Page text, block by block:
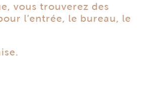
vous trouverez des
l’entrée, le bureau, le